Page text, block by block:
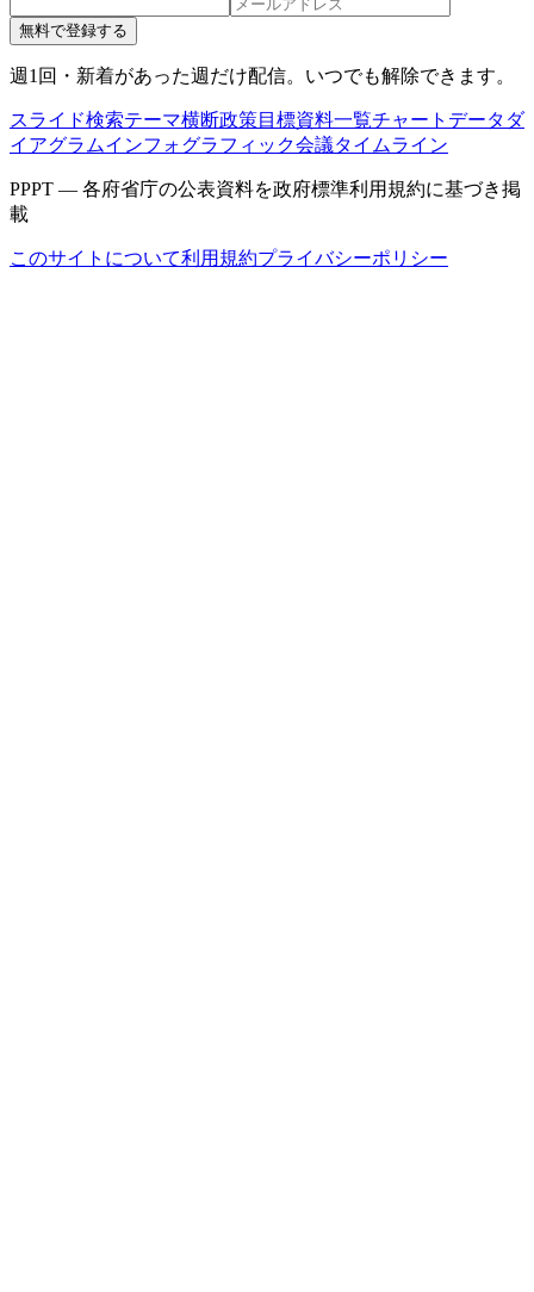
無料で登録する
週1回・新着があった週だけ配信。いつでも解除できます。
スライド検索テーマ横断政策目標資料一覧チャートデータ ダ
イアグラムインフォグラフィック会議タイムライン
PPPT — 各府省庁の公表資料を政府標準利用規約に基づき掲
載
このサイトについて利用規約プライバシーポリシー